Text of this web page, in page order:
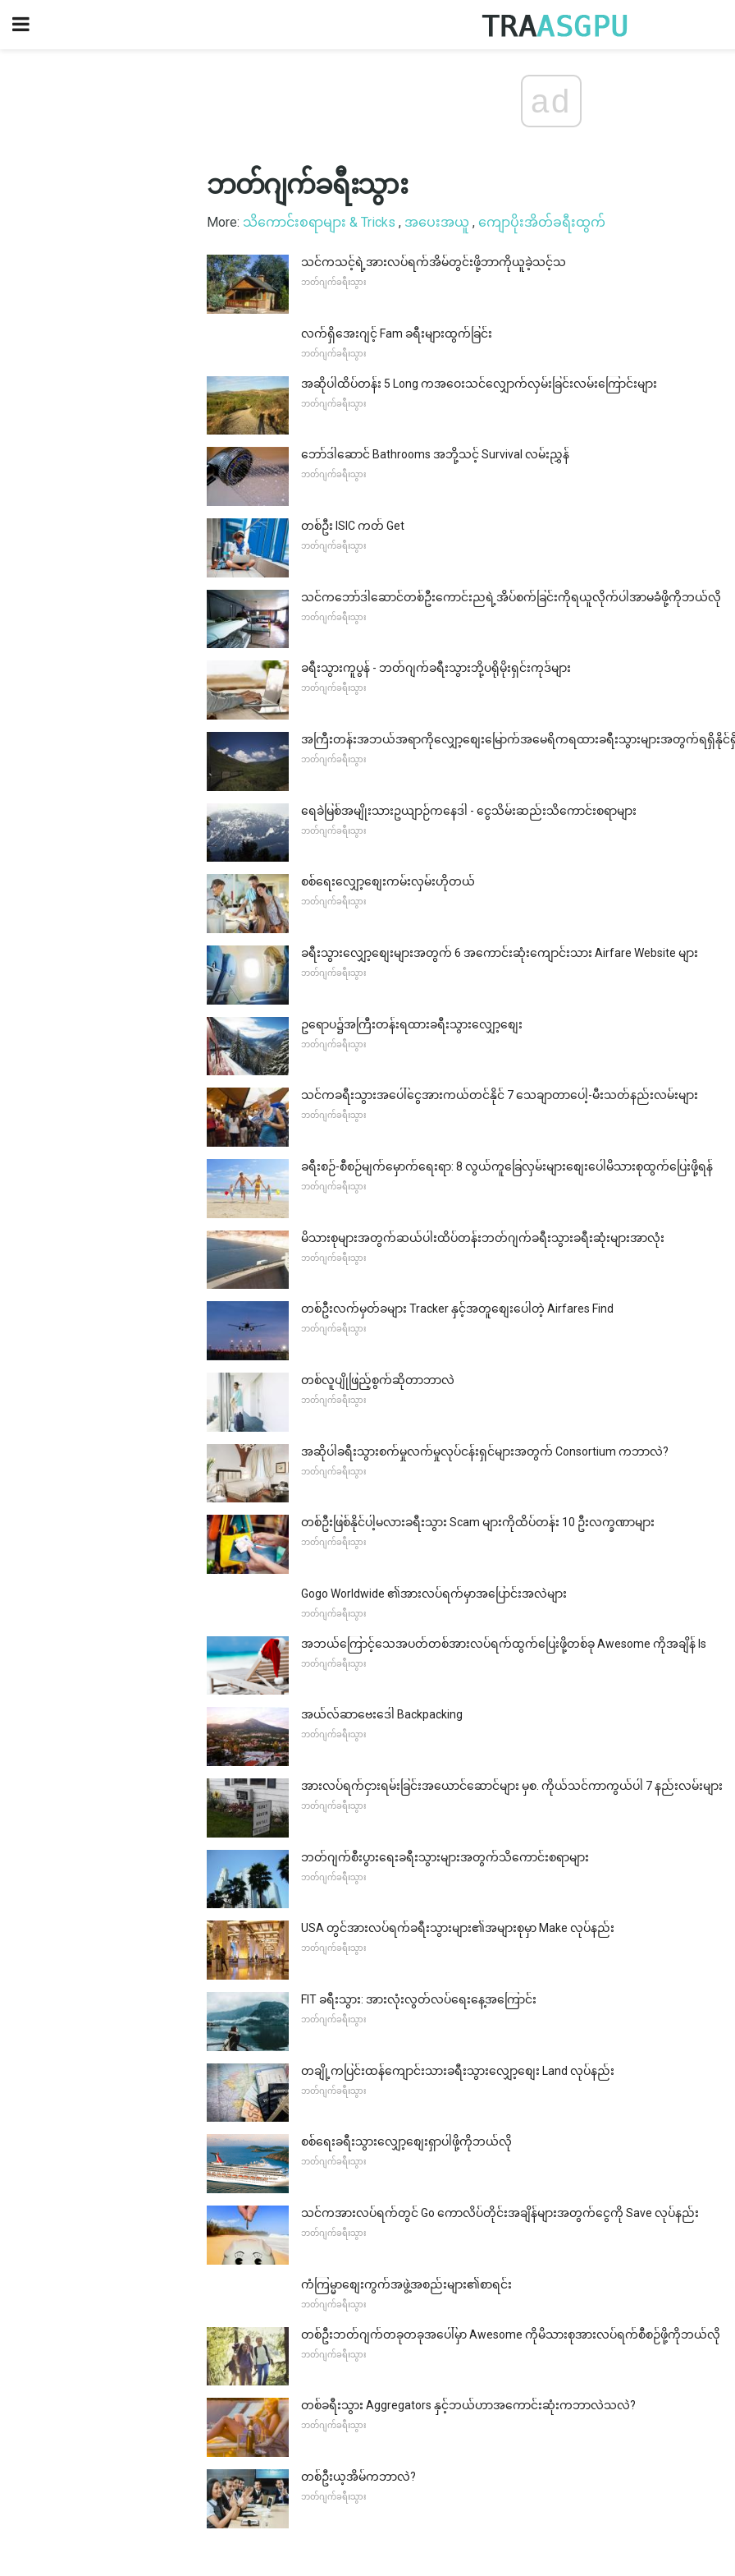
ad
ဘတ်ဂျက်ခရီးသွား
More: သိကောင်းစရာများ & Tricks , အပေးအယူ , ကျောပိုးအိတ်ခရီးထွက်
သင်ကသင့်ရဲ့အားလပ်ရက်အိမ်တွင်းဖို့ဘာကိုယူခဲ့သင့်သ
ဘတ်ဂျက်ခရီးသွား
လက်ရှိအေးဂျင့် Fam ခရီးများထွက်ခြင်း
ဘတ်ဂျက်ခရီးသွား
အဆိုပါထိပ်တန်း 5 Long ကအဝေးသင်လျှောက်လှမ်းခြင်းလမ်းကြောင်းများ
ဘတ်ဂျက်ခရီးသွား
ဘော်ဒါဆောင် Bathrooms အဘို့သင့် Survival လမ်းညွှန်
ဘတ်ဂျက်ခရီးသွား
တစ်ဦး ISIC ကတ် Get
ဘတ်ဂျက်ခရီးသွား
သင်ကဘော်ဒါဆောင်တစ်ဦးကောင်းညရဲ့အိပ်စက်ခြင်းကိုရယူလိုက်ပါအာမခံဖို့ကိုဘယ်လို
ဘတ်ဂျက်ခရီးသွား
ခရီးသွားကူပွန် - ဘတ်ဂျက်ခရီးသွားဘို့ပရိုမိုးရှင်းကုဒ်များ
ဘတ်ဂျက်ခရီးသွား
အကြီးတန်းအဘယ်အရာကိုလျှော့စျေးမြောက်အမေရိကရထားခရီးသွားများအတွက်ရရှိနို
ဘတ်ဂျက်ခရီးသွား
ရေခဲမြစ်အမျိုးသားဥယျာဉ်ကနေဒါ - ငွေသိမ်းဆည်းသိကောင်းစရာများ
ဘတ်ဂျက်ခရီးသွား
စစ်ရေးလျှော့စျေးကမ်းလှမ်းဟိုတယ်
ဘတ်ဂျက်ခရီးသွား
ခရီးသွားလျှော့စျေးများအတွက် 6 အကောင်းဆုံးကျောင်းသား Airfare Website များ
ဘတ်ဂျက်ခရီးသွား
ဥရောပ၌အကြီးတန်းရထားခရီးသွားလျှော့စျေး
ဘတ်ဂျက်ခရီးသွား
သင်ကခရီးသွားအပေါ်ငွေအားကယ်တင်နိုင် 7 သေချာတာပေါ့-မီးသတ်နည်းလမ်းများ
ဘတ်ဂျက်ခရီးသွား
ခရီးစဉ်-စီစဉ်မျက်မှောက်ရေးရာ: 8 လွယ်ကူခြေလှမ်းများစျေးပေါမိသားစုထွက်ပြေးဖို့ရန်
ဘတ်ဂျက်ခရီးသွား
မိသားစုများအတွက်ဆယ်ပါးထိပ်တန်းဘတ်ဂျက်ခရီးသွားခရီးဆုံးများအာလုံး
ဘတ်ဂျက်ခရီးသွား
တစ်ဦးလက်မှတ်ခများ Tracker နှင့်အတူစျေးပေါတဲ့ Airfares Find
ဘတ်ဂျက်ခရီးသွား
တစ်လူပျိုဖြည့်စွက်ဆိုတာဘာလဲ
ဘတ်ဂျက်ခရီးသွား
အဆိုပါခရီးသွားစက်မှုလက်မှုလုပ်ငန်းရှင်များအတွက် Consortium ကဘာလဲ?
ဘတ်ဂျက်ခရီးသွား
တစ်ဦးဖြစ်နိုင်ပါ့မလားခရီးသွား Scam များကိုထိပ်တန်း 10 ဦးလက္ခဏာများ
ဘတ်ဂျက်ခရီးသွား
Gogo Worldwide ၏အားလပ်ရက်မှာအပြောင်းအလဲများ
ဘတ်ဂျက်ခရီးသွား
အဘယ်ကြောင့်သေအပတ်တစ်အားလပ်ရက်ထွက်ပြေးဖို့တစ်ခု Awesome ကိုအချိန် Is
ဘတ်ဂျက်ခရီးသွား
အယ်လ်ဆာဗေးဒေါ Backpacking
ဘတ်ဂျက်ခရီးသွား
အားလပ်ရက်ငှားရမ်းခြင်းအယောင်ဆောင်များ မှစ. ကိုယ်သင်ကာကွယ်ပါ 7 နည်းလမ်းများ
ဘတ်ဂျက်ခရီးသွား
ဘတ်ဂျက်စီးပွားရေးခရီးသွားများအတွက်သိကောင်းစရာများ
ဘတ်ဂျက်ခရီးသွား
USA တွင်အားလပ်ရက်ခရီးသွားများ၏အများစုမှာ Make လုပ်နည်း
ဘတ်ဂျက်ခရီးသွား
FIT ခရီးသွား: အားလုံးလွတ်လပ်ရေးနေ့အကြောင်း
ဘတ်ဂျက်ခရီးသွား
တချို့ကပြင်းထန်ကျောင်းသားခရီးသွားလျှော့စျေး Land လုပ်နည်း
ဘတ်ဂျက်ခရီးသွား
စစ်ရေးခရီးသွားလျှော့စျေးရှာပါဖို့ကိုဘယ်လို
ဘတ်ဂျက်ခရီးသွား
သင်ကအားလပ်ရက်တွင် Go ကောလိပ်တိုင်းအချိန်များအတွက်ငွေကို Save လုပ်နည်း
ဘတ်ဂျက်ခရီးသွား
ကံကြမ္မာစျေးကွက်အဖွဲ့အစည်းများ၏စာရင်း
ဘတ်ဂျက်ခရီးသွား
တစ်ဦးဘတ်ဂျက်တခုတခုအပေါ်မှာ Awesome ကိုမိသားစုအားလပ်ရက်စီစဉ်ဖို့ကိုဘယ်လို
ဘတ်ဂျက်ခရီးသွား
တစ်ခရီးသွား Aggregators နှင့်ဘယ်ဟာအကောင်းဆုံးကဘာလဲသလဲ?
ဘတ်ဂျက်ခရီးသွား
တစ်ဦးယ့အိမ်ကဘာလဲ?
ဘတ်ဂျက်ခရီးသွား